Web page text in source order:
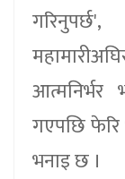
गएपछि
भनाइ छ ।